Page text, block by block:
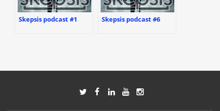
Skepsis podcast #1 Skepsis podcast #6